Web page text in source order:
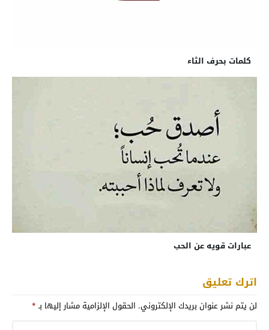
كلمات بحرف الثاء
عبارات قويه عن الحب
اترك تعليق
لن يتم نشر عنوان بريدك الإلكتروني. الحقول الإلزامية مشار إليها بـ*